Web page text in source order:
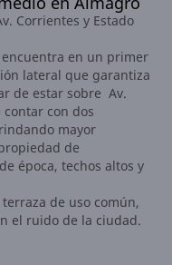
Corrientes y Estado
encuentra en un primer
lateral que garantiza
de estar sobre Av.
con dos
mayor
de
época, techos altos y
de uso común,
el ruido de la ciudad.